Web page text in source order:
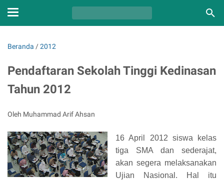
Beranda /2012
Pendaftaran Sekolah Tinggi Kedinasan
Tahun 2012
Oleh Muhammad Arif Ahsan
16 April 2012 siswa kelas
tiga SMA dan sederajat,
akan segera melaksanakan
Ujian Nasional. Hal itu